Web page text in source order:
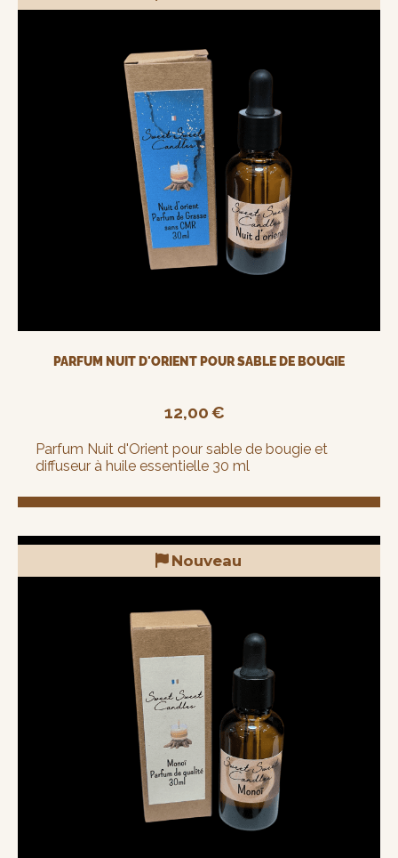
PARFUM NUIT D'ORIENT POUR SABLE DE BOUGIE
12,00€
Parfum Nuit d'Orient pour sable de bougie et
diffuseur à huile essentielle 30 ml
Nouveau